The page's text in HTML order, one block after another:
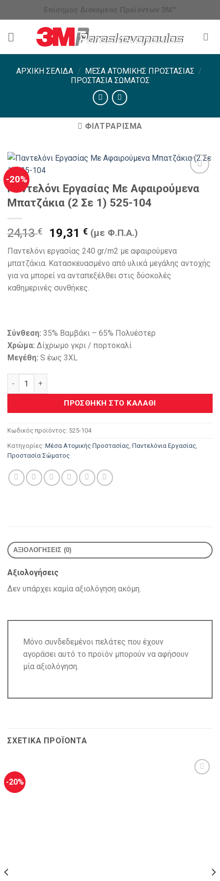
στο
περιεχόμενο
ΑΡΧΙΚΉ ΣΕΛΊΔΑ / ΜΈΣΑ ΑΤΟΜΙΚΉΣ ΠΡΟΣΤΑΣΊΑΣ /
ΠΡΟΣΤΑΣΊΑ ΣΏΜΑΤΟΣ
ΦΙΛΤΡΆΡΙΣΜΑ
-20%
Παντελόνι Εργασίας Με Αφαιρούμενα
Μπατζάκια (2 Σε 1) 525-104
24,13€
Original
price
was:
24,13 €.
19,31€Η
τρέχουσα
τιμή
είναι:
19,31 €.
(με Φ.Π.Α.)
Παντελόνι εργασίας 240 gr/m2 με αφαιρούμενα
μπατζάκια. Κατασκευασμένο από υλικά μεγάλης αντοχής
για να μπορεί να ανταπεξέλθει στις δύσκολές
καθημερινές συνθήκες.
Σύνθεση: 35% Βαμβάκι – 65% Πολυέστερ
Χρώμα: Δίχρωμο γκρι / πορτοκαλί
Μεγέθη: S έως 3XL
Παντελόνι Εργασίας Με Αφαιρούμενα Μπατζάκια (2 Σε 1)
ΠΡΟΣΘΉΚΗ ΣΤΟ ΚΑΛΆΘΙ
Κωδικός προϊόντος: 525-104
Κατηγορίες: Μέσα Ατομικής Προστασίας, Παντελόνια Εργασίας,
Προστασία Σώματος
ΑΞΙΟΛΟΓΉΣΕΙΣ (0)
Αξιολογήσεις
Δεν υπάρχει καμία αξιολόγηση ακόμη.
Μόνο συνδεδεμένοι πελάτες που έχουν
αγοράσει αυτό το προϊόν μπορούν να αφήσουν
μία αξιολόγηση.
ΣΧΕΤΙΚΆ ΠΡΟΪΌΝΤΑ
-20%